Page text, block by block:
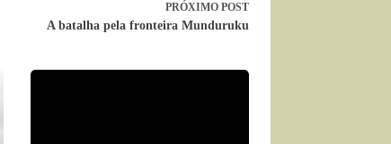
PRÓXIMO POST
A batalha pela fronteira Munduruku